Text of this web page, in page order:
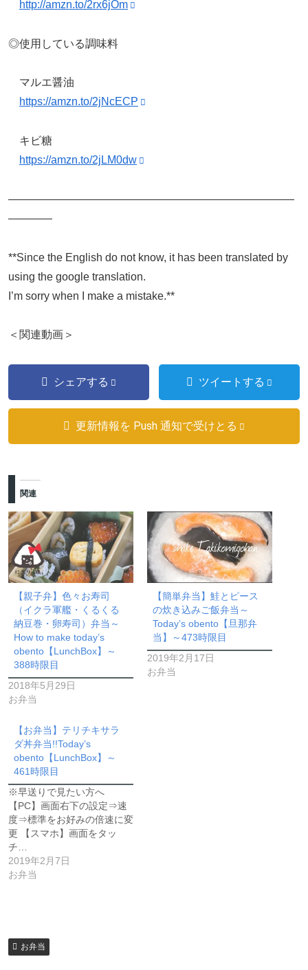
http://amzn.to/2rx6jOm
◎使用している調味料
マルエ醤油
https://amzn.to/2jNcECP
キビ糖
https://amzn.to/2jLM0dw
——————————————————————————
————
**Since the English do not know, it has been translated by
using the google translation.
I’m sorry when I make a mistake.**
＜関連動画＞
シェアする ツイートする
更新情報を Push 通知で受けとる
関連
【親子弁】色々お寿司
（イクラ軍艦・くるくる
納豆巻・卵寿司）弁当～
How to make today’s
obento【LunchBox】～
388時限目
2018年5月29日
お弁当
【簡単弁当】鮭とピース
の炊き込みご飯弁当～
Today’s obento【旦那弁
当】～473時限目
2019年2月17日
お弁当
【お弁当】テリチキサラ
ダ丼弁当!!Today’s
obento【LunchBox】～
461時限目
※早送りで見たい方へ
【PC】画面右下の設定⇒速
度⇒標準をお好みの倍速に変
更 【スマホ】画面をタッ
チ…
2019年2月7日
お弁当
お弁当